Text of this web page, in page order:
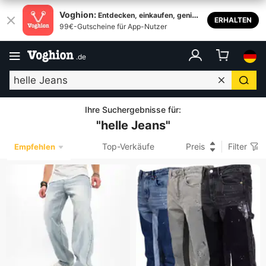
Voghion: Entdecken, einkaufen, genieß
en
99€-Gutscheine für App-Nutzer
ERHALTEN
.de
Ihre Suchergebnisse für:
"helle Jeans"
Empfehlen Top-Verkäufe Preis Filter